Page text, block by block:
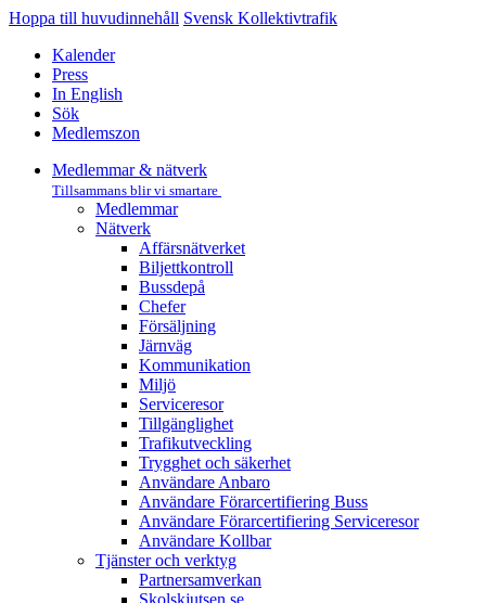
Hoppa till huvudinnehåll Svensk Kollektivtrafik
Kalender
Press
In English
Sök
Medlemszon
Medlemmar & nätverk
Tillsammans blir vi smartare
Medlemmar
Nätverk
Affärs­nätverket
Biljettkontroll­
Bussdepå­
Chefer
Försäljning
Järnväg
Kommunikation
Miljö­
Serviceresor
Tillgänglighet
Trafikutveckling
Trygghet och säkerhet
Användare Anbaro
Användare Förarcertifiering Buss
Användare Förarcertifiering Serviceresor
Användare Koll­bar
Tjänster och verktyg
Partner­samverkan
Skolskjutsen.se